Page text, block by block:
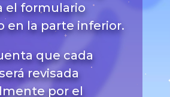
el formulario
en la parte inferior.
que cada
revisada
por el